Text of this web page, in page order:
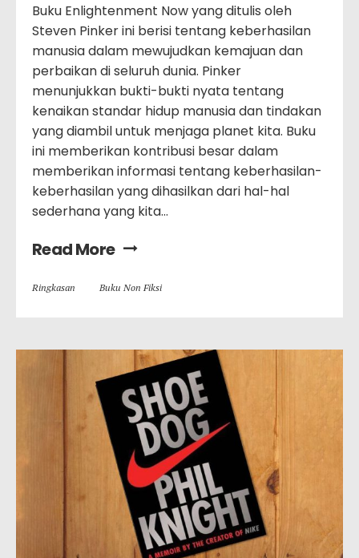
Buku Enlightenment Now yang ditulis oleh
Steven Pinker ini berisi tentang keberhasilan
manusia dalam mewujudkan kemajuan dan
perbaikan di seluruh dunia. Pinker
menunjukkan bukti-bukti nyata tentang
kenaikan standar hidup manusia dan tindakan
yang diambil untuk menjaga planet kita. Buku
ini memberikan kontribusi besar dalam
memberikan informasi tentang keberhasilan-
keberhasilan yang dihasilkan dari hal-hal
sederhana yang kita…
Read More
Ringkasan Buku Non Fiksi